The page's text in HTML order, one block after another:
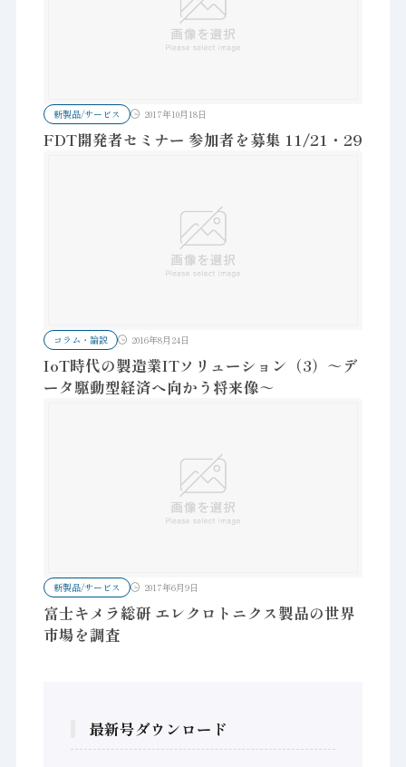
新製品/サービス 2017年10月18日
FDT開発者セミナー 参加者を募集 11/21・29
コラム・論説 2016年8月24日
IoT時代の製造業ITソリューション（3）～デ
ータ駆動型経済へ向かう将来像～
新製品/サービス 2017年6月9日
富士キメラ総研 エレクロトニクス製品の世界
市場を調査
最新号ダウンロード